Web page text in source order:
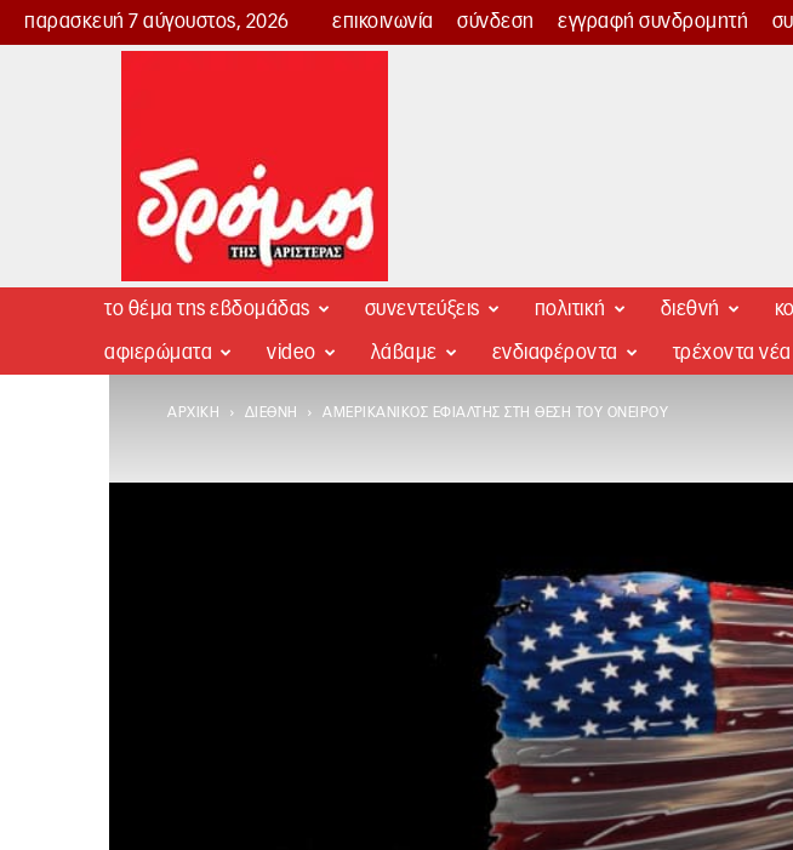
παρασκευή 7 αύγουστος, 2026 επικοινωνία σύνδεση εγγραφή συνδρομητή
Δρόμος
το θέμα της εβδομάδας συνεντεύξεις πολιτική διεθνή
αφιερώματα video λάβαμε ενδιαφέροντα τρέχοντα νέα
ΑΡΧΙΚΉ ΔΙΕΘΝΉ ΑΜΕΡΙΚΑΝΙΚΌΣ ΕΦΙΆΛΤΗΣ ΣΤΗ ΘΈΣΗ ΤΟΥ ΟΝΕΊΡΟΥ